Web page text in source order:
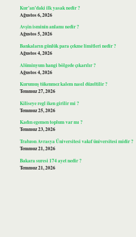
Kur’an’daki ilk yasak nedir ?
Ağustos 6, 2026
Avşin isminin anlamı nedir ?
Ağustos 5, 2026
Bankaların günlük para çekme limitleri nedir ?
Ağustos 4, 2026
Alüminyum hangi bölgede çıkarılır ?
Ağustos 4, 2026
Kurumuş tükenmez kalem nasıl düzeltilir ?
Temmuz 27, 2026
Kiliseye regl iken girilir mi ?
Temmuz 25, 2026
Kadın egemen toplum var mı ?
Temmuz 23, 2026
Trabzon Avrasya Üniversitesi vakıf üniversitesi midir ?
Temmuz 21, 2026
Bakara suresi 174 ayet nedir ?
Temmuz 21, 2026